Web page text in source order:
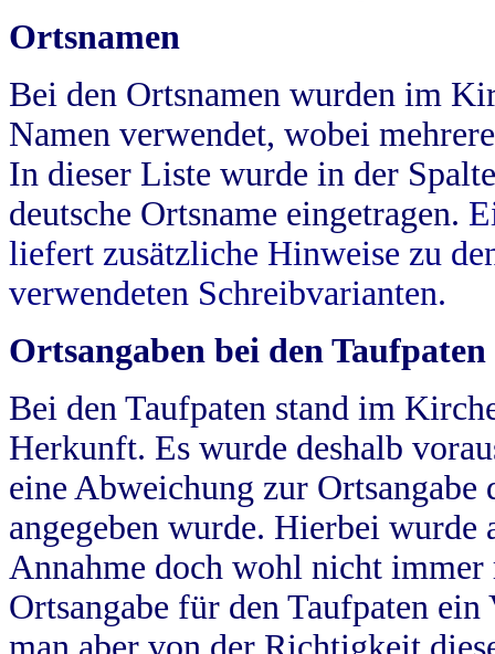
Ortsnamen
Bei den Ortsnamen wurden im
Namen verwendet, wobei
In dieser Liste wurde in der
deutsche Ortsname eingetragen.
liefert zusätzliche Hinweise zu
verwendeten Schreibvarianten.
Ortsangaben bei den Taufpaten
Bei den Taufpaten stand im
Herkunft. Es wurde deshalb
eine Abweichung zur
angegeben wurde. Hierbei wurde
Annahme doch wohl nicht
Ortsangabe für den Taufpaten